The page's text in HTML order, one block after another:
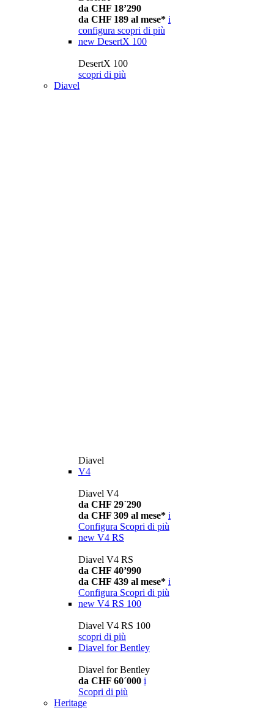
da CHF 18’290
da CHF 189 al mese* i
configura scopri di più
new DesertX 100
DesertX 100
scopri di più
Diavel
Diavel
V4
Diavel V4
da CHF 29´290
da CHF 309 al mese* i
Configura Scopri di più
new V4 RS
Diavel V4 RS
da CHF 40’990
da CHF 439 al mese* i
Configura Scopri di più
new V4 RS 100
Diavel V4 RS 100
scopri di più
Diavel for Bentley
Diavel for Bentley
da CHF 60´000 i
Scopri di più
Heritage